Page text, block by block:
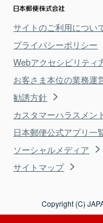
サイトのご利用につい
プライバシーポリシー
Webアクセシビリティ
お客さま本位の業務運
勧誘方針
カスタマーハラスメン
日本郵便公式アプリ一
ソーシャルメディア
サイトマップ
Copyright (C)